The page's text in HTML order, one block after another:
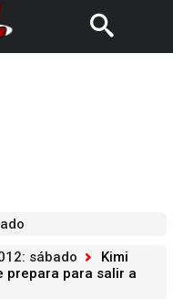
sábado
Kimi
prepara para salir a